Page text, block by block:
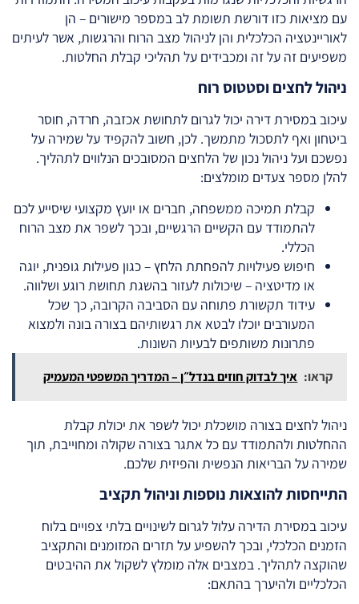
עם מציאות כזו דורשת תשומת לב במספר מישורים – הן
לאוריינטציה הכלכלית והן לניהול מצב הרוח והרגשות, אשר לעיתים
משפיעים זה על זה ומכבידים על תהליכי קבלת החלטות.
ניהול לחצים וסטטוס רוח
עיכוב במסירת דירה יכול לגרום לתחושת אכזבה, חרדה, חוסר
ביטחון ואף לתסכול מתמשך. לכן, חשוב להקפיד על שמירה על
נפשכם ועל ניהול נכון של הלחצים המסובכים הנלווים לתהליך.
להלן מספר צעדים מומלצים:
קבלת תמיכה ממשפחה, חברים או יועץ מקצועי שיסייע לכם
להתמודד עם הקשיים הרגשיים, ובכך לשפר את מצב הרוח
הכללי.
חיפוש פעילויות להפחתת הלחץ – כגון פעילות גופנית, יוגה
או מדיטציה – שיכולות לעזור בהשגת תחושת רוגע ושלווה.
עידוד תקשורת פתוחה עם הסביבה הקרובה, כך שכל
המעורבים יוכלו לבטא את רגשותיהם בצורה בונה ולמצוא
פתרונות משותפים לבעיות השונות.
קראו: איך לבדוק חוזים בנדל״ן – המדריך המשפטי המעמיק
ניהול לחצים בצורה מושכלת יכול לשפר את יכולת קבלת
ההחלטות ולהתמודד עם כל אתגר בצורה שקולה ומחוייבת, תוך
שמירה על הבריאות הנפשית והפיזית שלכם.
התייחסות להוצאות נוספות וניהול תקציב
עיכוב במסירת הדירה עלול לגרום לשינויים בלתי צפויים בלוח
הזמנים הכלכלי, ובכך להשפיע על תזרים המזומנים והתקציב
שהוקצה לתהליך. במצבים אלה מומלץ לשקול את ההיבטים
הכלכליים ולהיערך בהתאם: